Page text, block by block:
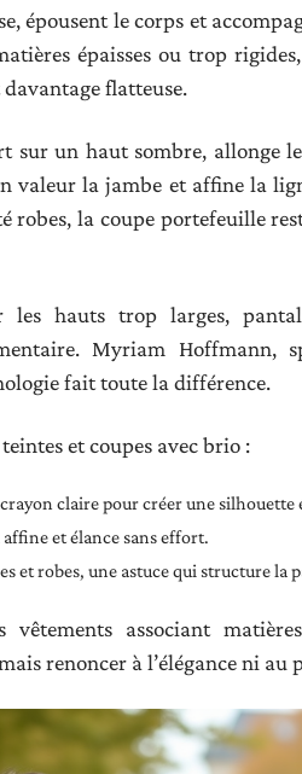
épousent le corps et
épaisses ou trop
flatteuse.
sur un haut sombre, allonge
valeur la jambe et affine la
robes, la coupe portefeuille
les hauts trop larges,
Myriam Hoffmann,
fait toute la différence.
et coupes avec brio :
claire pour créer une silhouette
et élance sans effort.
et robes, une astuce qui structure la
associant
renoncer à l’élégance ni au